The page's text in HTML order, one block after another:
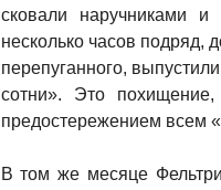
сковали наручниками
несколько часов подряд,
перепуганного,
сотни». Это
предостережением всем
В том же месяце